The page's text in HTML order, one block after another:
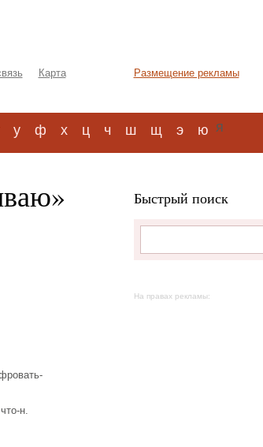
Карта
Размещение рекламы
у ф х ц ч ш щ э ю я
н.
Быстрый поиск
На правах рекламы: